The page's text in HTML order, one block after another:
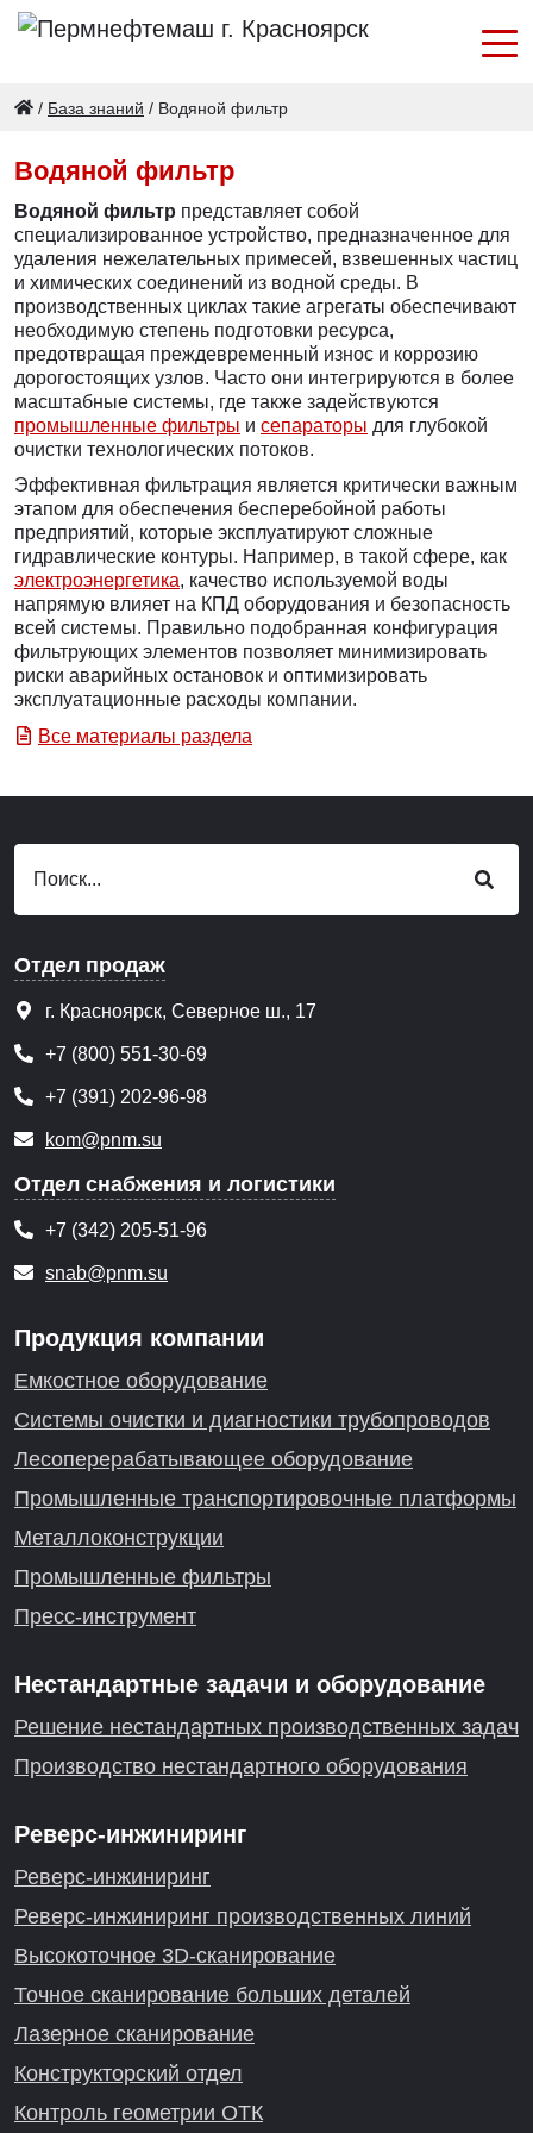
/ База знаний / Водяной фильтр
Водяной фильтр
Водяной фильтр представляет собой
специализированное устройство, предназначенное для
удаления нежелательных примесей, взвешенных частиц
и химических соединений из водной среды. В
производственных циклах такие агрегаты обеспечивают
необходимую степень подготовки ресурса,
предотвращая преждевременный износ и коррозию
дорогостоящих узлов. Часто они интегрируются в более
масштабные системы, где также задействуются
промышленные фильтры и сепараторы для глубокой
очистки технологических потоков.
Эффективная фильтрация является критически важным
этапом для обеспечения бесперебойной работы
предприятий, которые эксплуатируют сложные
гидравлические контуры. Например, в такой сфере, как
электроэнергетика, качество используемой воды
напрямую влияет на КПД оборудования и безопасность
всей системы. Правильно подобранная конфигурация
фильтрующих элементов позволяет минимизировать
риски аварийных остановок и оптимизировать
эксплуатационные расходы компании.
Все материалы раздела
Отдел продаж
г. Красноярск, Северное ш., 17
+7 (800) 551-30-69
+7 (391) 202-96-98
kom@pnm.su
Отдел снабжения и логистики
+7 (342) 205-51-96
snab@pnm.su
Продукция компании
Емкостное оборудование
Системы очистки и диагностики трубопроводов
Лесоперерабатывающее оборудование
Промышленные транспортировочные платформы
Металлоконструкции
Промышленные фильтры
Пресс-инструмент
Нестандартные задачи и оборудование
Решение нестандартных производственных задач
Производство нестандартного оборудования
Реверс-инжиниринг
Реверс-инжиниринг
Реверс-инжиниринг производственных линий
Высокоточное 3D-сканирование
Точное сканирование больших деталей
Лазерное сканирование
Конструкторский отдел
Контроль геометрии ОТК